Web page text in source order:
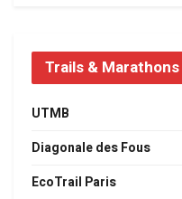
Trails & Marathons
UTMB
Diagonale des Fous
EcoTrail Paris